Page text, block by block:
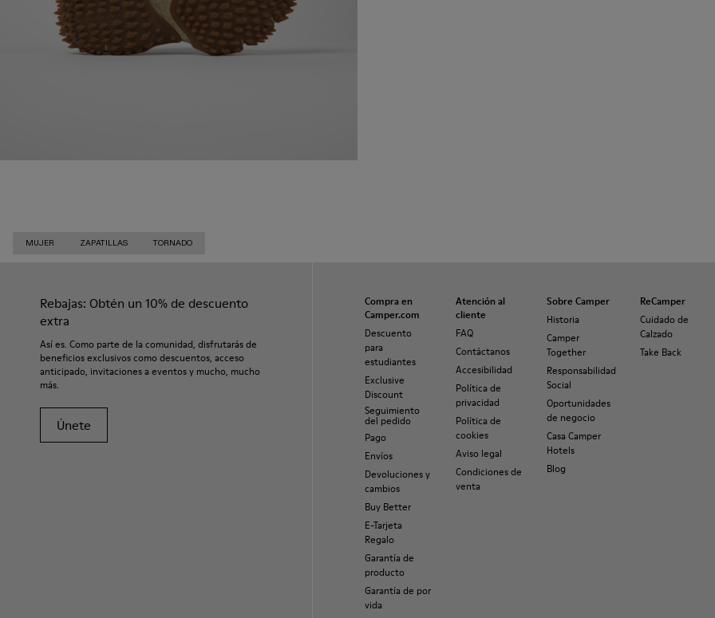
MUJER ZAPATILLAS TORNADO
Rebajas: Obtén un 10% de descuento
extra
Así es. Como parte de la comunidad, disfrutarás de
beneficios exclusivos como descuentos, acceso
anticipado, invitaciones a eventos y mucho, mucho
más.
Únete
Compra en
Camper.com
Descuento
para
estudiantes
Exclusive
Discount
Seguimiento
del pedido
Pago
Envíos
Devoluciones y
cambios
Buy Better
E-Tarjeta
Regalo
Garantía de
producto
Garantía de por
vida
Atención al
cliente
FAQ
Contáctanos
Accesibilidad
Política de
privacidad
Política de
cookies
Aviso legal
Condiciones de
venta
Sobre Camper
Historia
Camper
Together
Responsabilidad
Social
Oportunidades
de negocio
Casa Camper
Hotels
Blog
ReCamper
Cuidado de
Calzado
Take Back